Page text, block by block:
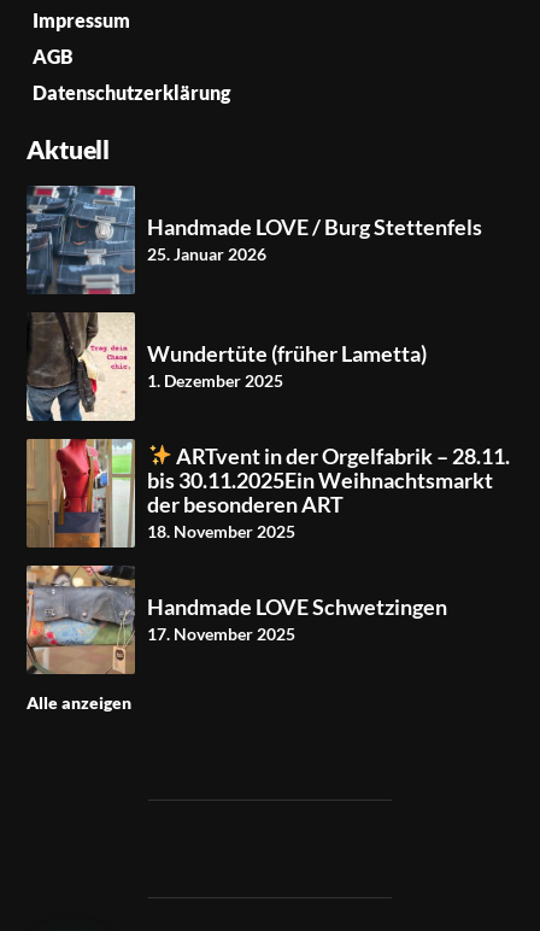
Impressum
AGB
Datenschutzerklärung
Aktuell
Handmade LOVE / Burg Stettenfels
25. Januar 2026
Wundertüte (früher Lametta)
1. Dezember 2025
ARTvent in der Orgelfabrik – 28.11.
bis 30.11.2025Ein Weihnachtsmarkt
der besonderen ART
18. November 2025
Handmade LOVE Schwetzingen
17. November 2025
Alle anzeigen